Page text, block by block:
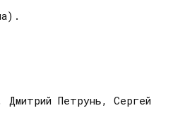
Дмитрий Петрунь, Сергей